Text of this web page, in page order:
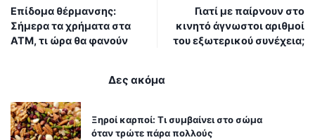
Επίδομα θέρμανσης:
Σήμερα τα χρήματα στα
ΑΤΜ, τι ώρα θα φανούν
Γιατί με παίρνουν στο
κινητό άγνωστοι αριθμοί
του εξωτερικού συνέχεια;
Δες ακόμα
Ξηροί καρποί: Τι συμβαίνει στο σώμα
όταν τρώτε πάρα πολλούς